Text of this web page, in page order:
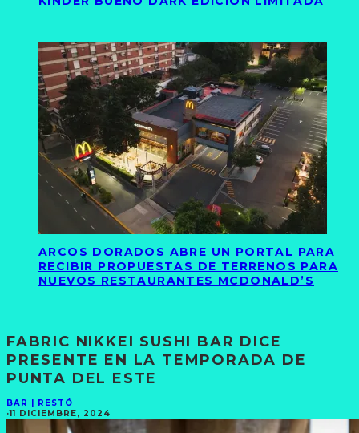
ARCOS DORADOS ABRE UN PORTAL PARA
RECIBIR PROPUESTAS DE TERRENOS PARA
NUEVOS RESTAURANTES MCDONALD’S
FABRIC NIKKEI SUSHI BAR DICE
PRESENTE EN LA TEMPORADA DE
PUNTA DEL ESTE
BAR | RESTÓ
·11 DICIEMBRE, 2024